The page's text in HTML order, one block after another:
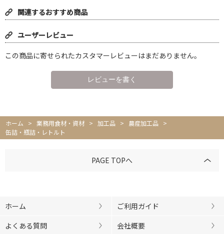
関連するおすすめ商品
ユーザーレビュー
この商品に寄せられたカスタマーレビューはまだありません。
ホーム > 業務用食材・資材 > 加工品 > 農産加工品 >
缶詰・瓶詰・レトルト
PAGE TOPへ
ホーム
ご利用ガイド
よくある質問
会社概要